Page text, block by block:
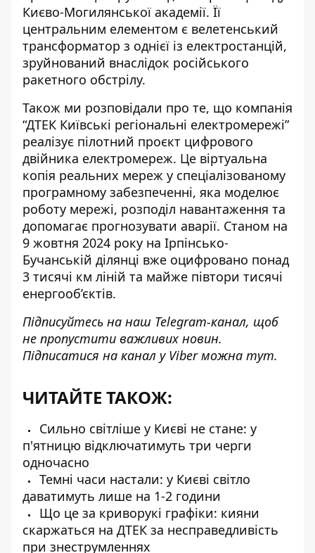
Києво-Могилянської академії. Її
центральним елементом є велетенський
трансформатор з однієї із електростанцій,
зруйнований внаслідок російського
ракетного обстрілу.
Також ми розповідали про те, що компанія
“ДТЕК Київські регіональні електромережі”
реалізує пілотний проєкт цифрового
двійника електромереж. Це віртуальна
копія реальних мереж у спеціалізованому
програмному забезпеченні, яка моделює
роботу мережі, розподіл навантаження та
допомагає прогнозувати аварії. Станом на
9 жовтня 2024 року на Ірпінсько-
Бучанській ділянці вже оцифровано понад
3 тисячі км ліній та майже півтори тисячі
енергооб’єктів.
Підписуйтесь на наш Telegram-канал, щоб
не пропустити важливих новин.
Підписатися на канал у Viber можна тут.
ЧИТАЙТЕ ТАКОЖ:
Сильно світліше у Києві не стане: у
п'ятницю відключатимуть три черги
одночасно
Темні часи настали: у Києві світло
даватимуть лише на 1-2 години
Що це за криворукі графіки: кияни
скаржаться на ДТЕК за несправедливість
при знеструмленнях